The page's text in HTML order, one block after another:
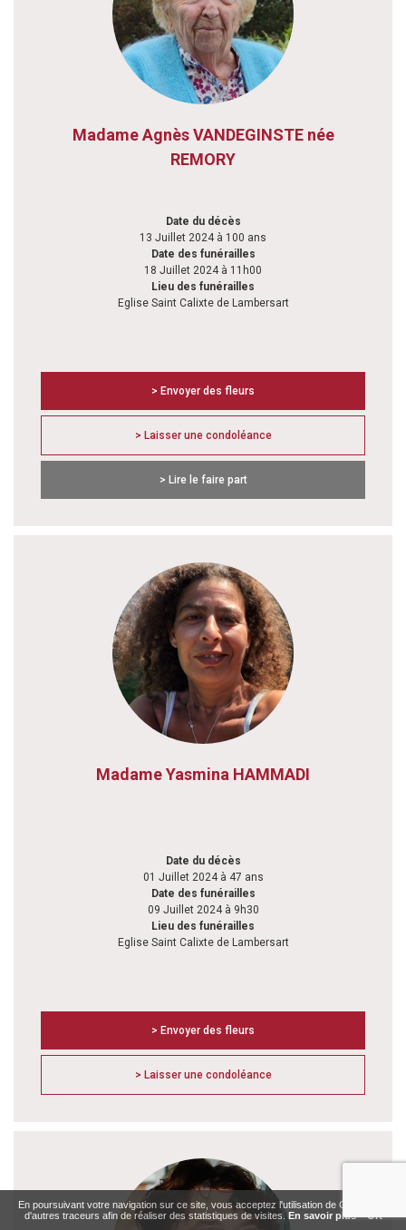
Madame Agnès VANDEGINSTE née
REMORY
Date du décès
13 Juillet 2024 à 100 ans
Date des funérailles
18 Juillet 2024 à 11h00
Lieu des funérailles
Eglise Saint Calixte de Lambersart
> Envoyer des fleurs
> Laisser une condoléance
> Lire le faire part
Madame Yasmina HAMMADI
Date du décès
01 Juillet 2024 à 47 ans
Date des funérailles
09 Juillet 2024 à 9h30
Lieu des funérailles
Eglise Saint Calixte de Lambersart
> Envoyer des fleurs
> Laisser une condoléance
En poursuivant votre navigation sur ce site, vous acceptez l'utilisation de Cookies ou
d'autres traceurs afin de réaliser des statistiques de visites.En savoir plus OK